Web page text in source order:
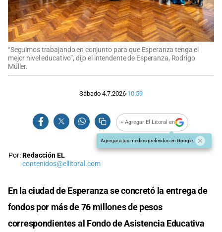
“Seguimos trabajando en conjunto para que Esperanza tenga el
mejor nivel educativo”, dijo el intendente de Esperanza, Rodrigo
Müller.
Sábado 4.7.2026 10:59
+ Agregar El Litoral en
Agregar a tus medios preferidos en Google
Por:Redacción EL
contenidos@ellitoral.com
En la ciudad de Esperanza se concretó la entrega de
fondos por más de 76 millones de pesos
correspondientes al Fondo de Asistencia Educativa